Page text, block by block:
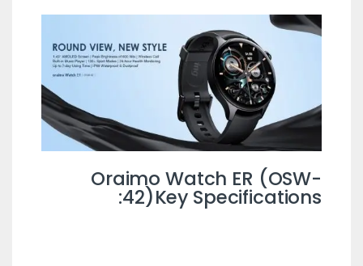
Oraimo Watch ER (OSW-
42)Key Specifications: